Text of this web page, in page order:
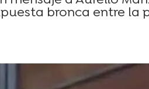
bronca entre la